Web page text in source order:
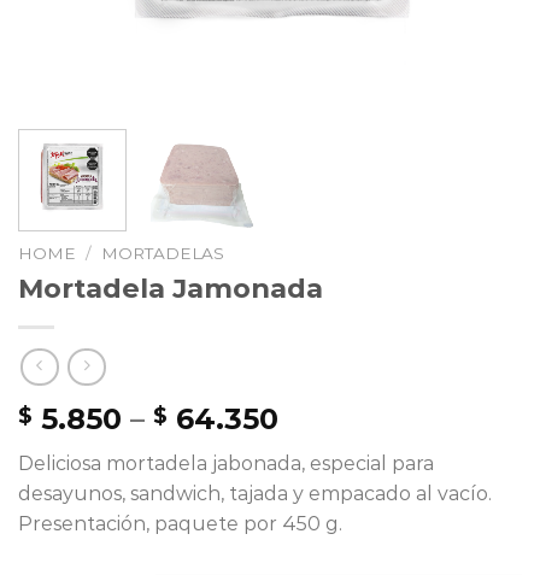
HOME / MORTADELAS
Mortadela Jamonada
$ 5.850 – $ 64.350
Deliciosa mortadela jabonada, especial para
desayunos, sandwich, tajada y empacado al vacío.
Presentación, paquete por 450 g.